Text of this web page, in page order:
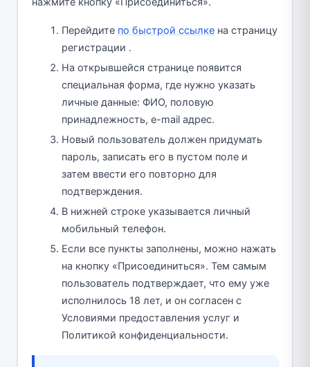
Перейдите по быстрой ссылке на страницу
регистрации .
На открывшейся странице появится
специальная форма, где нужно указать
личные данные: ФИО, половую
принадлежность, e-mail адрес.
Новый пользователь должен придумать
пароль, записать его в пустом поле и
затем ввести его повторно для
подтверждения.
В нижней строке указывается личный
мобильный телефон.
Если все пункты заполнены, можно нажать
на кнопку «Присоединиться». Тем самым
пользователь подтверждает, что ему уже
исполнилось 18 лет, и он согласен с
Условиями предоставления услуг и
Политикой конфиденциальности.